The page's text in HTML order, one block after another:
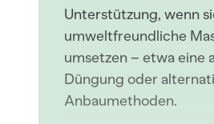
Unterstützung, wenn
umweltfreundliche
umsetzen – etwa eine
Düngung oder
Anbaumethoden.